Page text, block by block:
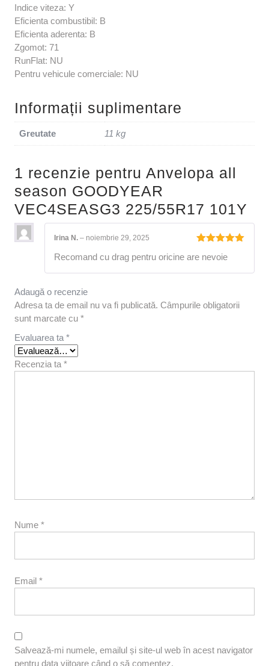
Indice viteza: Y
Eficienta combustibil: B
Eficienta aderenta: B
Zgomot: 71
RunFlat: NU
Pentru vehicule comerciale: NU
Informații suplimentare
Greutate 11 kg
1 recenzie pentru Anvelopa all
season GOODYEAR
VEC4SEASG3 225/55R17 101Y
5 din 5
Irina N. – noiembrie 29, 2025
Recomand cu drag pentru oricine are nevoie
Adaugă o recenzie
Adresa ta de email nu va fi publicată. Câmpurile obligatorii
sunt marcate cu *
Evaluarea ta *
Recenzia ta *
Nume *
Email *
Salvează-mi numele, emailul și site-ul web în acest navigator
pentru data viitoare când o să comentez.